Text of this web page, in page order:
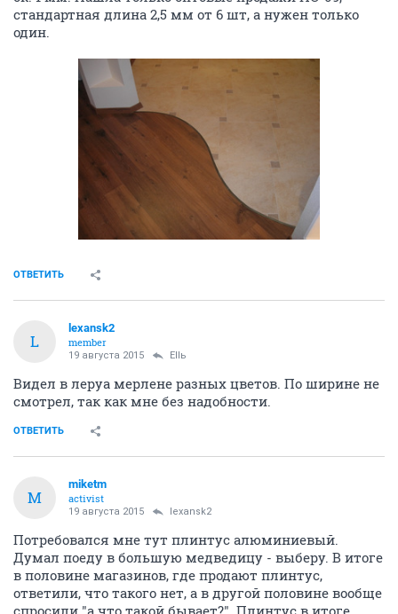
стандартная длина 2,5 мм от 6 шт, а нужен только
один.
ОТВЕТИТЬ
L
lexansk2
member
19 августа 2015 Ellь
Видел в леруа мерлене разных цветов. По ширине не
смотрел, так как мне без надобности.
ОТВЕТИТЬ
M
miketm
activist
19 августа 2015 lexansk2
Потребовался мне тут плинтус алюминиевый.
Думал поеду в большую медведицу - выберу. В итоге
в половине магазинов, где продают плинтус,
ответили, что такого нет, а в другой половине вообще
спросили "а что такой бывает?". Плинтус в итоге